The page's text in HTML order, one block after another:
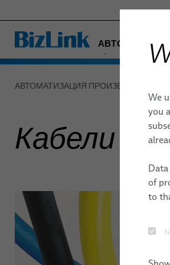
-
MARINE
SILICONE
FieldLink® Кабели
Робототехника
Системы Dresspack
АВТОМАТИЗАЦИЯ ПРОИЗВОДСТВА &
Кабели
We
you
of
to